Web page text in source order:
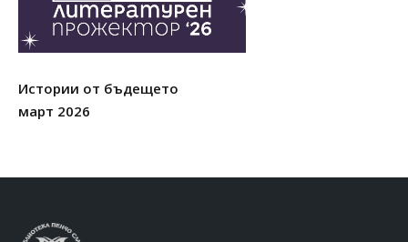
Истории от бъдещето
март 2026